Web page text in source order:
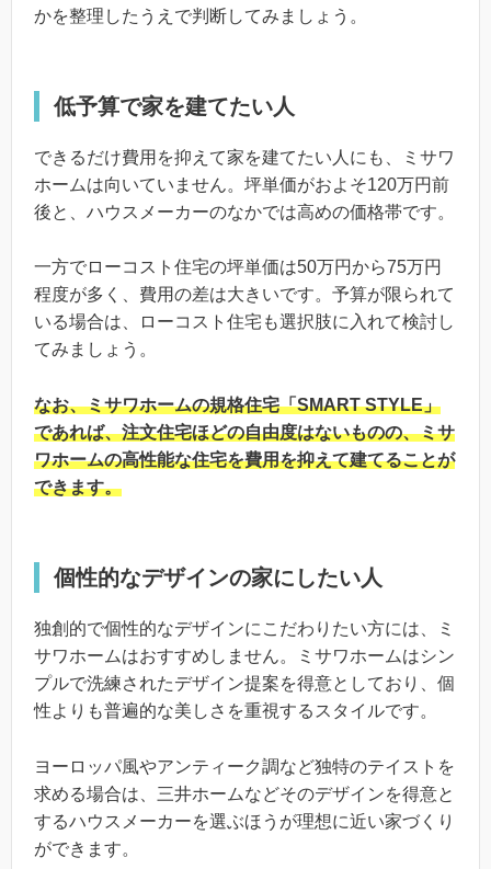
かを整理したうえで判断してみましょう。
低予算で家を建てたい人
できるだけ費用を抑えて家を建てたい人にも、ミサワ
ホームは向いていません。坪単価がおよそ120万円前
後と、ハウスメーカーのなかでは高めの価格帯です。
一方でローコスト住宅の坪単価は50万円から75万円
程度が多く、費用の差は大きいです。予算が限られて
いる場合は、ローコスト住宅も選択肢に入れて検討し
てみましょう。
なお、ミサワホームの規格住宅「SMART STYLE」
であれば、注文住宅ほどの自由度はないものの、ミサ
ワホームの高性能な住宅を費用を抑えて建てることが
できます。
個性的なデザインの家にしたい人
独創的で個性的なデザインにこだわりたい方には、ミ
サワホームはおすすめしません。ミサワホームはシン
プルで洗練されたデザイン提案を得意としており、個
性よりも普遍的な美しさを重視するスタイルです。
ヨーロッパ風やアンティーク調など独特のテイストを
求める場合は、三井ホームなどそのデザインを得意と
するハウスメーカーを選ぶほうが理想に近い家づくり
ができます。